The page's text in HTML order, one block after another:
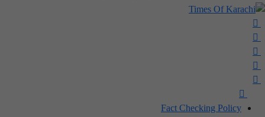
Fact Checking Policy